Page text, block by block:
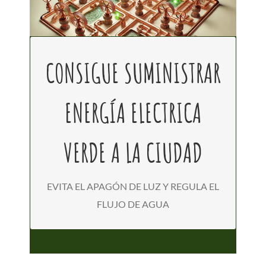
CONSIGUE SUMINISTRAR
ENERGÍA ELECTRICA
VERDE A LA CIUDAD
EVITA EL APAGÓN DE LUZ Y REGULA EL
FLUJO DE AGUA
TIENES QUE GENERAR EL MÁXIMO